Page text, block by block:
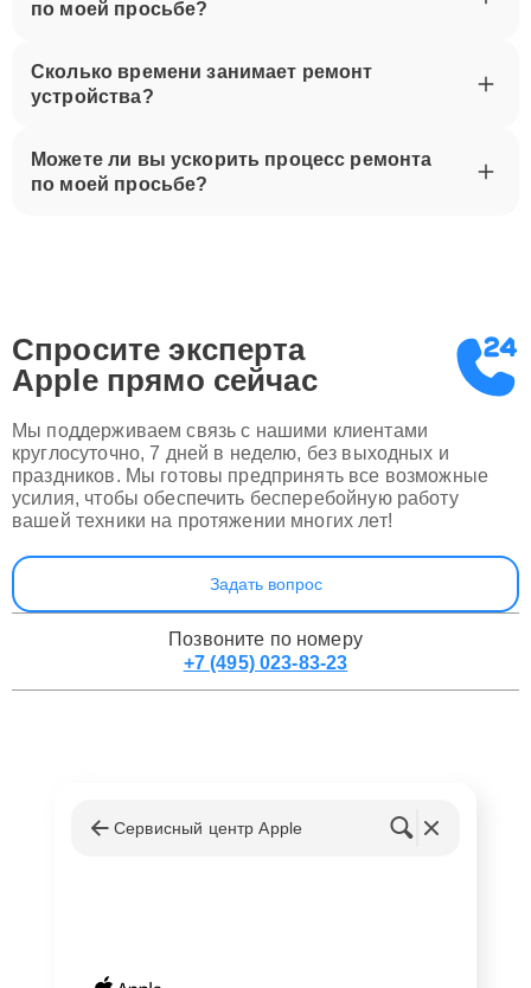
по моей просьбе?
Сколько времени занимает ремонт
устройства?
Можете ли вы ускорить процесс ремонта
по моей просьбе?
Спросите эксперта
Apple прямо сейчас
Мы поддерживаем связь с нашими клиентами
круглосуточно, 7 дней в неделю, без выходных и
праздников. Мы готовы предпринять все возможные
усилия, чтобы обеспечить бесперебойную работу
вашей техники на протяжении многих лет!
Задать вопрос
Позвоните по номеру
+7 (495) 023-83-23
Сервисный центр Apple